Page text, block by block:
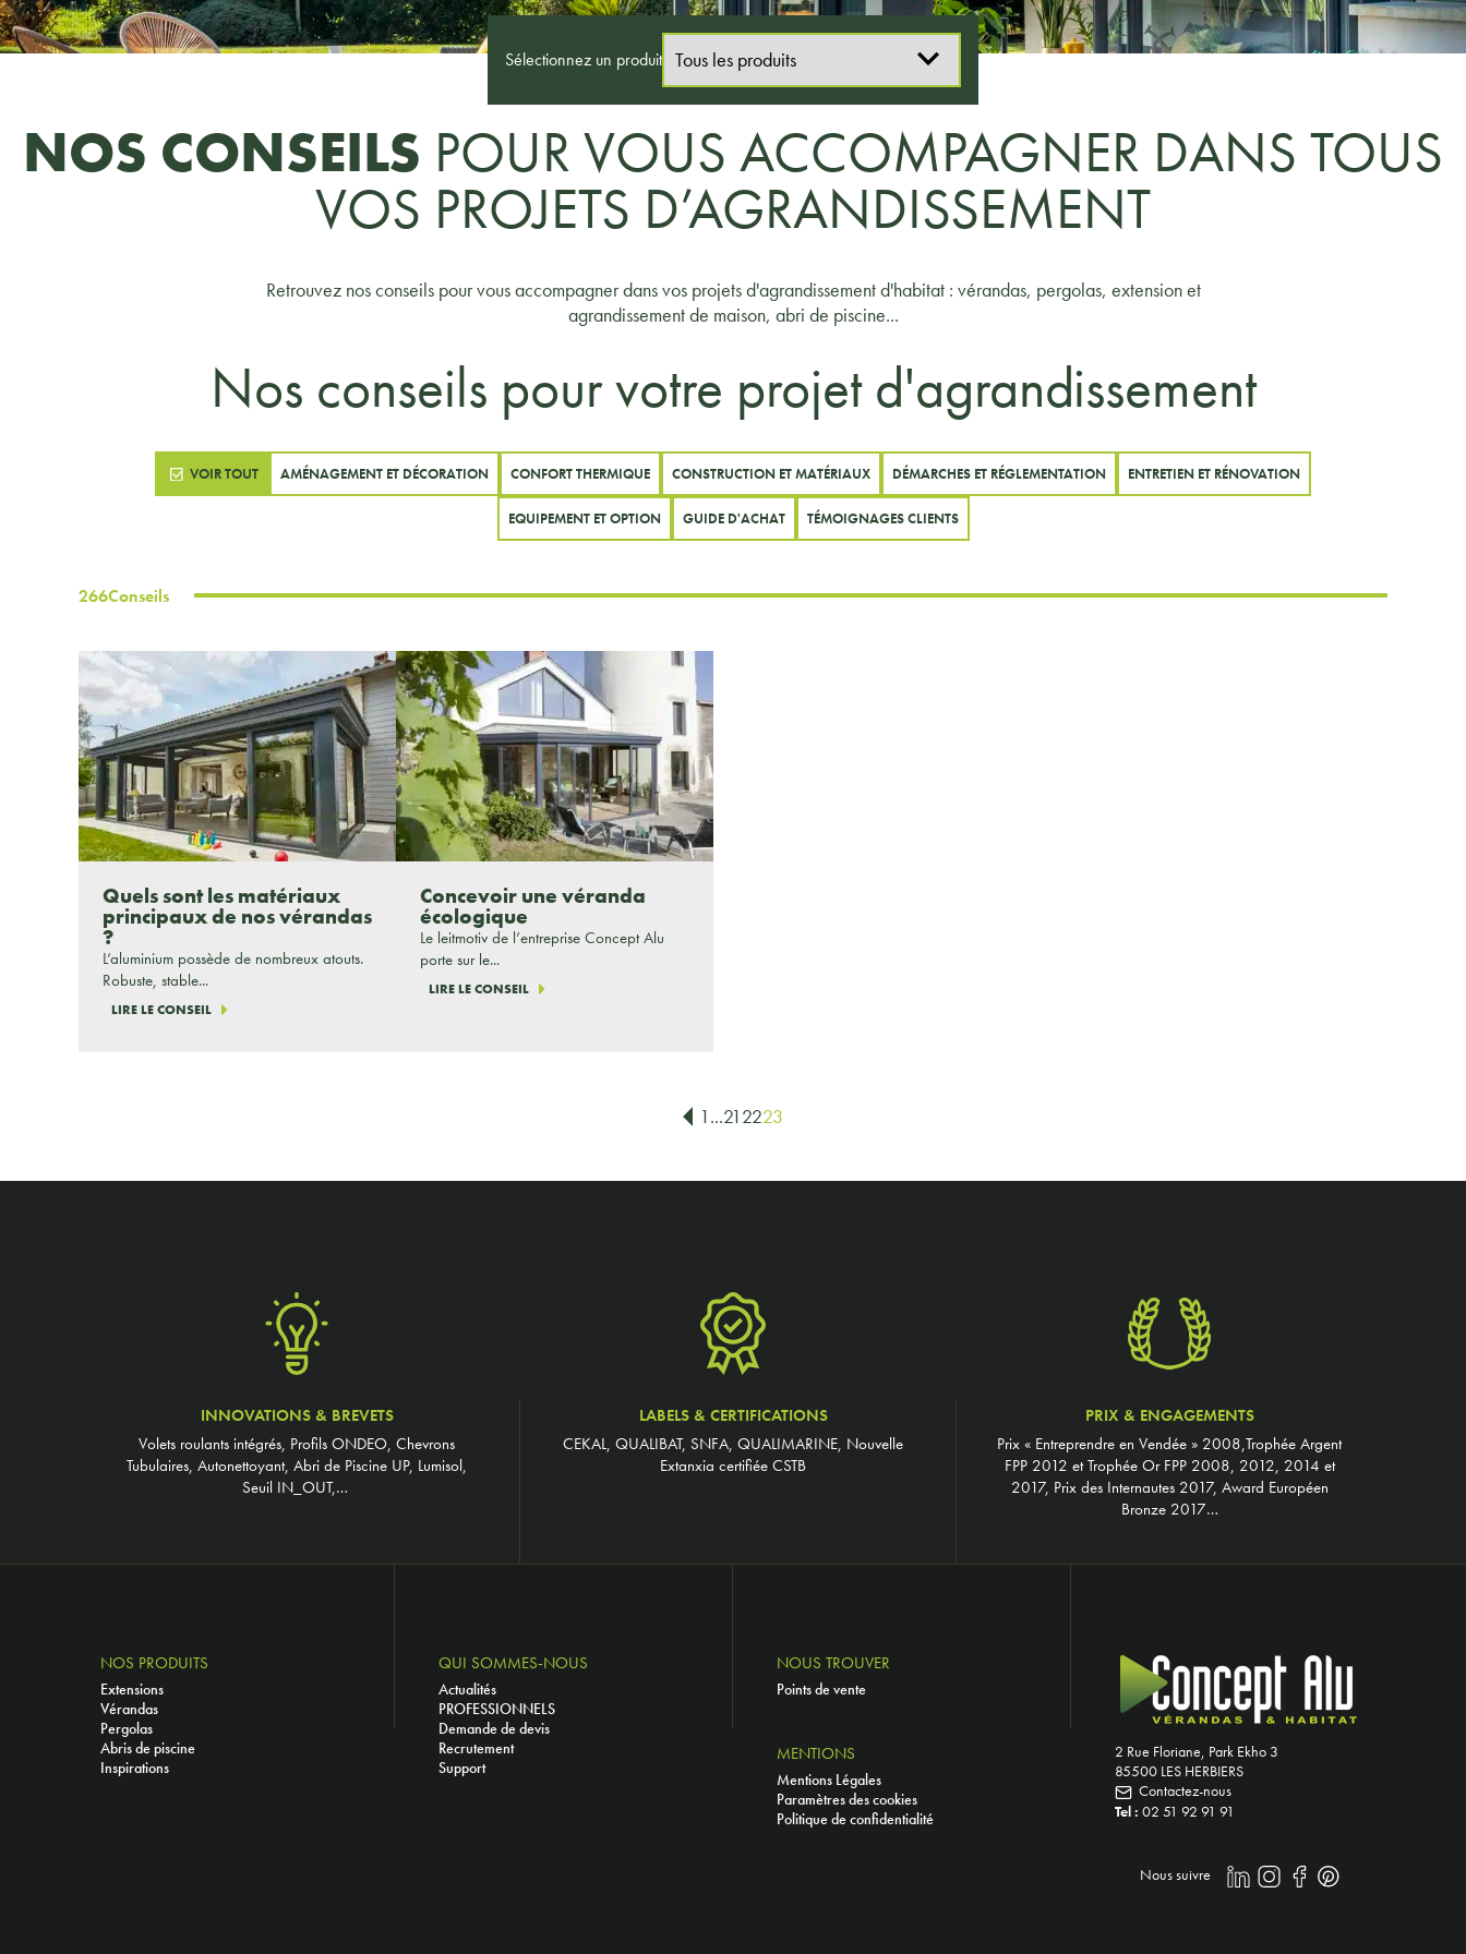
Sélectionnez un produit
NOS CONSEILS POUR VOUS ACCOMPAGNER DANS TOUS
VOS PROJETS D’AGRANDISSEMENT
Retrouvez nos conseils pour vous accompagner dans vos projets d'agrandissement d'habitat : vérandas, pergolas, extension et
agrandissement de maison, abri de piscine...
Nos conseils pour votre projet d'agrandissement
VOIR TOUT AMÉNAGEMENT ET DÉCORATION CONFORT THERMIQUE CONSTRUCTION ET MATÉRIAUX DÉMARCHES ET RÉGLEMENTATION ENTRETIEN ET RÉNOVATION
EQUIPEMENT ET OPTION GUIDE D'ACHAT TÉMOIGNAGES CLIENTS
266Conseils
Quels sont les matériaux
principaux de nos vérandas
?
L’aluminium possède de nombreux atouts.
Robuste, stable...
LIRE LE CONSEIL
Concevoir une véranda
écologique
Le leitmotiv de l’entreprise Concept Alu
porte sur le...
LIRE LE CONSEIL
1...212223
INNOVATIONS & BREVETS
Volets roulants intégrés, Profils ONDEO, Chevrons
Tubulaires, Autonettoyant, Abri de Piscine UP, Lumisol,
Seuil IN_OUT,…
LABELS & CERTIFICATIONS
CEKAL, QUALIBAT, SNFA, QUALIMARINE, Nouvelle
Extanxia certifiée CSTB
PRIX & ENGAGEMENTS
Prix « Entreprendre en Vendée » 2008,Trophée Argent
FPP 2012 et Trophée Or FPP 2008, 2012, 2014 et
2017, Prix des Internautes 2017, Award Européen
Bronze 2017…
NOS PRODUITS
Extensions
Vérandas
Pergolas
Abris de piscine
Inspirations
QUI SOMMES-NOUS
Actualités
PROFESSIONNELS
Demande de devis
Recrutement
Support
NOUS TROUVER
Points de vente
MENTIONS
Mentions Légales
Paramètres des cookies
Politique de confidentialité
2 Rue Floriane, Park Ekho 3
85500 LES HERBIERS
Contactez-nous
Tel : 02 51 92 91 91
Nous suivre